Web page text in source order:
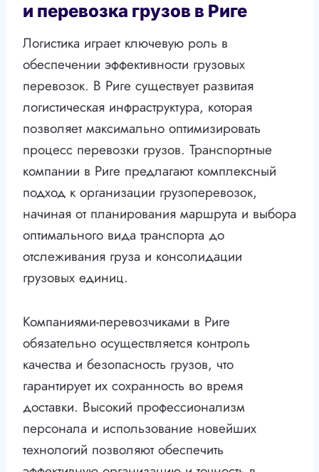
и перевозка грузов в Риге
Логистика играет ключевую роль в
обеспечении эффективности грузовых
перевозок. В Риге существует развитая
логистическая инфраструктура, которая
позволяет максимально оптимизировать
процесс перевозки грузов. Транспортные
компании в Риге предлагают комплексный
подход к организации грузоперевозок,
начиная от планирования маршрута и выбора
оптимального вида транспорта до
отслеживания груза и консолидации
грузовых единиц.
Компаниями-перевозчиками в Риге
обязательно осуществляется контроль
качества и безопасность грузов, что
гарантирует их сохранность во время
доставки. Высокий профессионализм
персонала и использование новейших
технологий позволяют обеспечить